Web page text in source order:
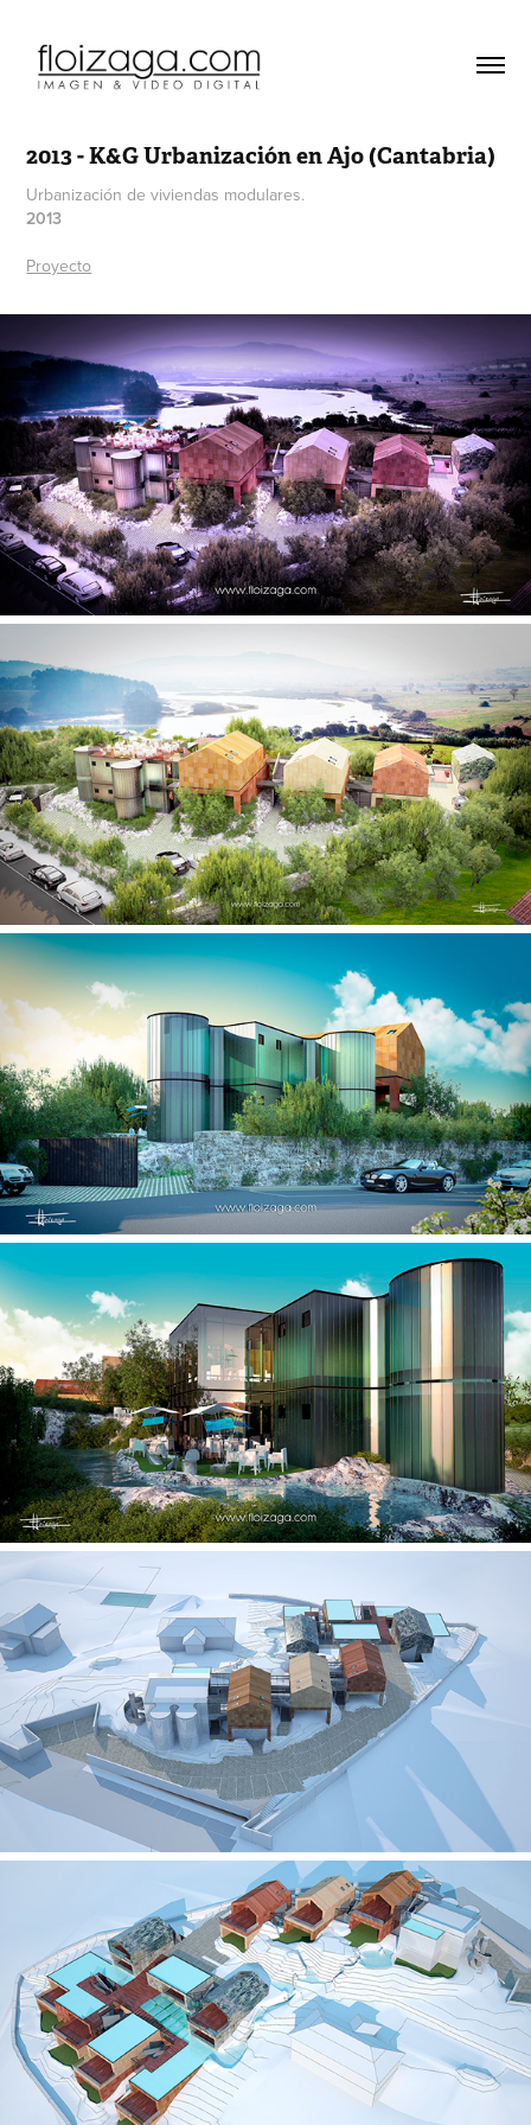
2013 - K&G Urbanización en Ajo (Cantabria)
Urbanización de viviendas modulares.
2013
Proyecto